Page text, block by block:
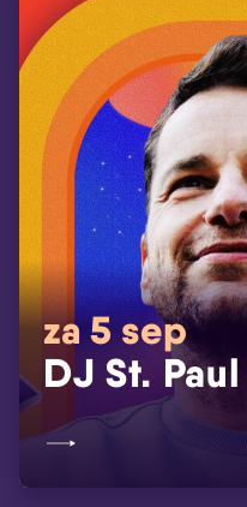
za 5 sep
DJ St.